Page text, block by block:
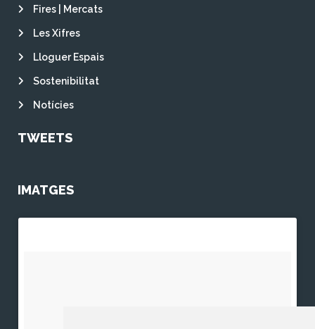
Fires | Mercats
Les Xifres
Lloguer Espais
Sostenibilitat
Notícies
TWEETS
IMATGES